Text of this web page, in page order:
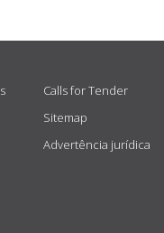
Calls for Tender
Sitemap
Advertência jurídica